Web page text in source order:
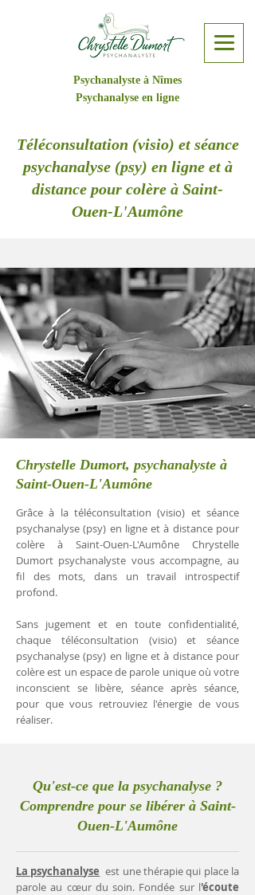
Psychanalyste à Nîmes
Psychanalyse en ligne
Téléconsultation (visio) et séance
psychanalyse (psy) en ligne et à
distance pour colère à Saint-
Ouen-L'Aumône
Chrystelle Dumort, psychanalyste à
Saint-Ouen-L'Aumône
Grâce à la téléconsultation (visio) et séance
psychanalyse (psy) en ligne et à distance pour
colère à Saint-Ouen-L'Aumône Chrystelle
Dumort psychanalyste vous accompagne, au
fil des mots, dans un travail introspectif
profond.
Sans jugement et en toute confidentialité,
chaque téléconsultation (visio) et séance
psychanalyse (psy) en ligne et à distance pour
colère est un espace de parole unique où votre
inconscient se libère, séance après séance,
pour que vous retrouviez l'énergie de vous
réaliser.
Qu'est-ce que la psychanalyse ?
Comprendre pour se libérer à Saint-
Ouen-L'Aumône
La psychanalyse est une thérapie qui place la
parole au cœur du soin. Fondée sur l'écoute